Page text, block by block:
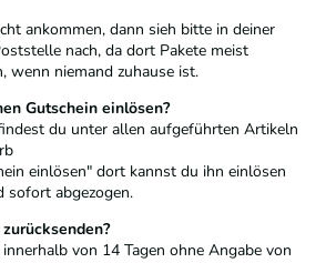
ankommen, dann sieh bitte in deiner
nach, da dort Pakete meist
wenn niemand zuhause ist.
Gutschein einlösen?
du unter allen aufgeführten Artikeln
einlösen" dort kannst du ihn einlösen
sofort abgezogen.
von 14 Tagen ohne Angabe von